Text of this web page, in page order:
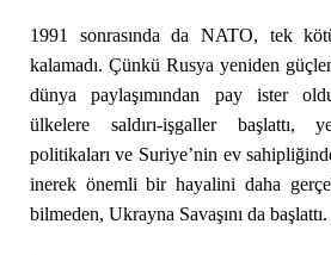
1991 sonrasında da NATO, tek
kalamadı. Çünkü Rusya yeniden
dünya paylaşımından pay ister
ülkelere saldırı-işgaller başlattı,
politikaları ve Suriye’nin ev
inerek önemli bir hayalini daha
bilmeden, Ukrayna Savaşını da başlattı.